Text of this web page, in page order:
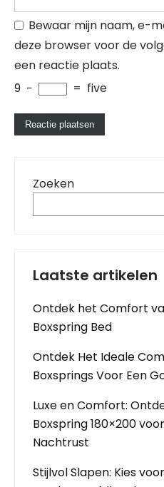
Bewaar mijn naam, e-
deze browser voor de
een reactie plaats.
9 − = five
Zoeken
Laatste artikelen
Ontdek het Comfort
Boxspring Bed
Ontdek Het Ideale
Boxsprings Voor Een
Luxe en Comfort:
Boxspring 180×200
Nachtrust
Stijlvol Slapen: Kies